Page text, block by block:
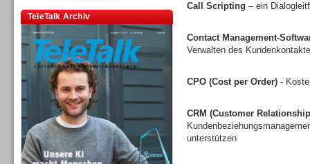
TeleTalk Archiv
Inbound
Inbound
Call Scripting – ein
Contact Management-
Verwalten des
CPO (Cost per Order) -
CRM (Customer
unterstützen